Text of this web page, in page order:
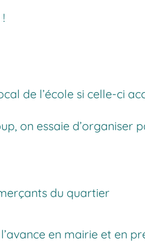
de l’école si celle-ci
on essaie d’organiser
du quartier
en mairie et en